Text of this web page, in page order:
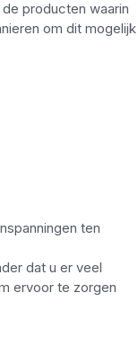
producten waarin
om dit mogelijk
ten
dat u er veel
ervoor te zorgen